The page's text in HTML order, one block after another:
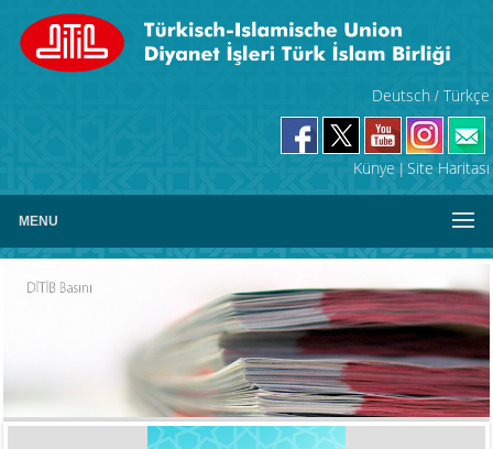
Deutsch / Türkçe
Künye Site Haritası
MENU